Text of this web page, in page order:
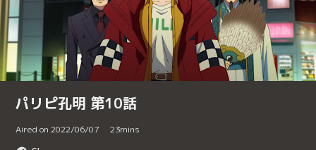
パリピ孔明 第10話
Aired on 2022/06/07 23mins